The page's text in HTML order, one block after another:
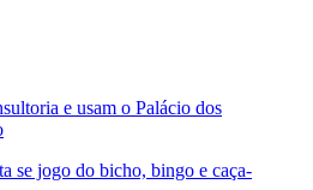
e usam o Palácio dos
se jogo do bicho, bingo e caça-